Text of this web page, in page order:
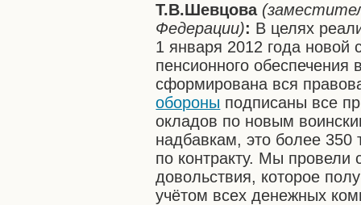
Т.В.Шевцова
Федерации): В целях
1 января 2012 года новой
пенсионного
сформирована вся
обороны подписаны все
окладов по новым
надбавкам, это более
по контракту. Мы провели
довольствия, которое
учётом всех денежных